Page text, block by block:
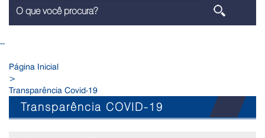
--
Página Inicial
>
Transparência Covid-19
Transparência COVID-19